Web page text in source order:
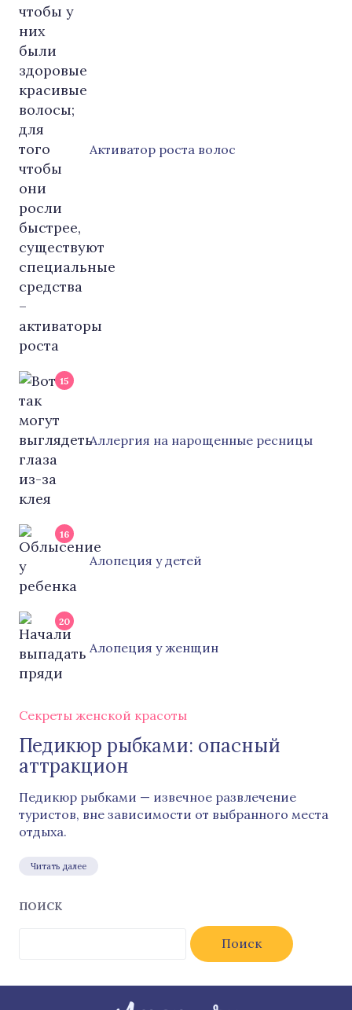
Активатор роста волос
15
Аллергия на нарощенные ресницы
16
Алопеция у детей
20
Алопеция у женщин
Секреты женской красоты
Педикюр рыбками: опасный
аттракцион
Педикюр рыбками — извечное развлечение
туристов, вне зависимости от выбранного места
отдыха.
Читать далее
ПОИСК